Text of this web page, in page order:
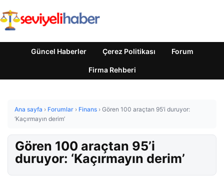
Güncel Haberler Çerez Politikası Forum
Firma Rehberi
Ana sayfa › Forumlar › Finans › Gören 100 araçtan 95’i duruyor:
‘Kaçırmayın derim’
Gören 100 araçtan 95’i
duruyor: ‘Kaçırmayın derim’